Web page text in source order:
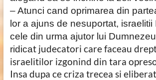
– Atunci cand oprimarea din
lor a ajuns de nesuportat, israelitii
cele din urma ajutor lui
ridicat judecatori care faceau
israelitilor izgonind din tara
Insa dupa ce criza trecea si